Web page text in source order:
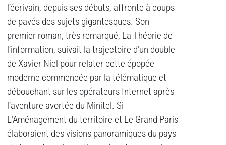
l’écrivain, depuis ses débuts, affronte à coups
de pavés des sujets gigantesques. Son
premier roman, très remarqué, La Théorie de
l’information, suivait la trajectoire d’un double
de Xavier Niel pour relater cette épopée
moderne commencée par la télématique et
débouchant sur les opérateurs Internet après
l’aventure avortée du Minitel. Si
L’Aménagement du territoire et Le Grand Paris
élaboraient des visions panoramiques du pays